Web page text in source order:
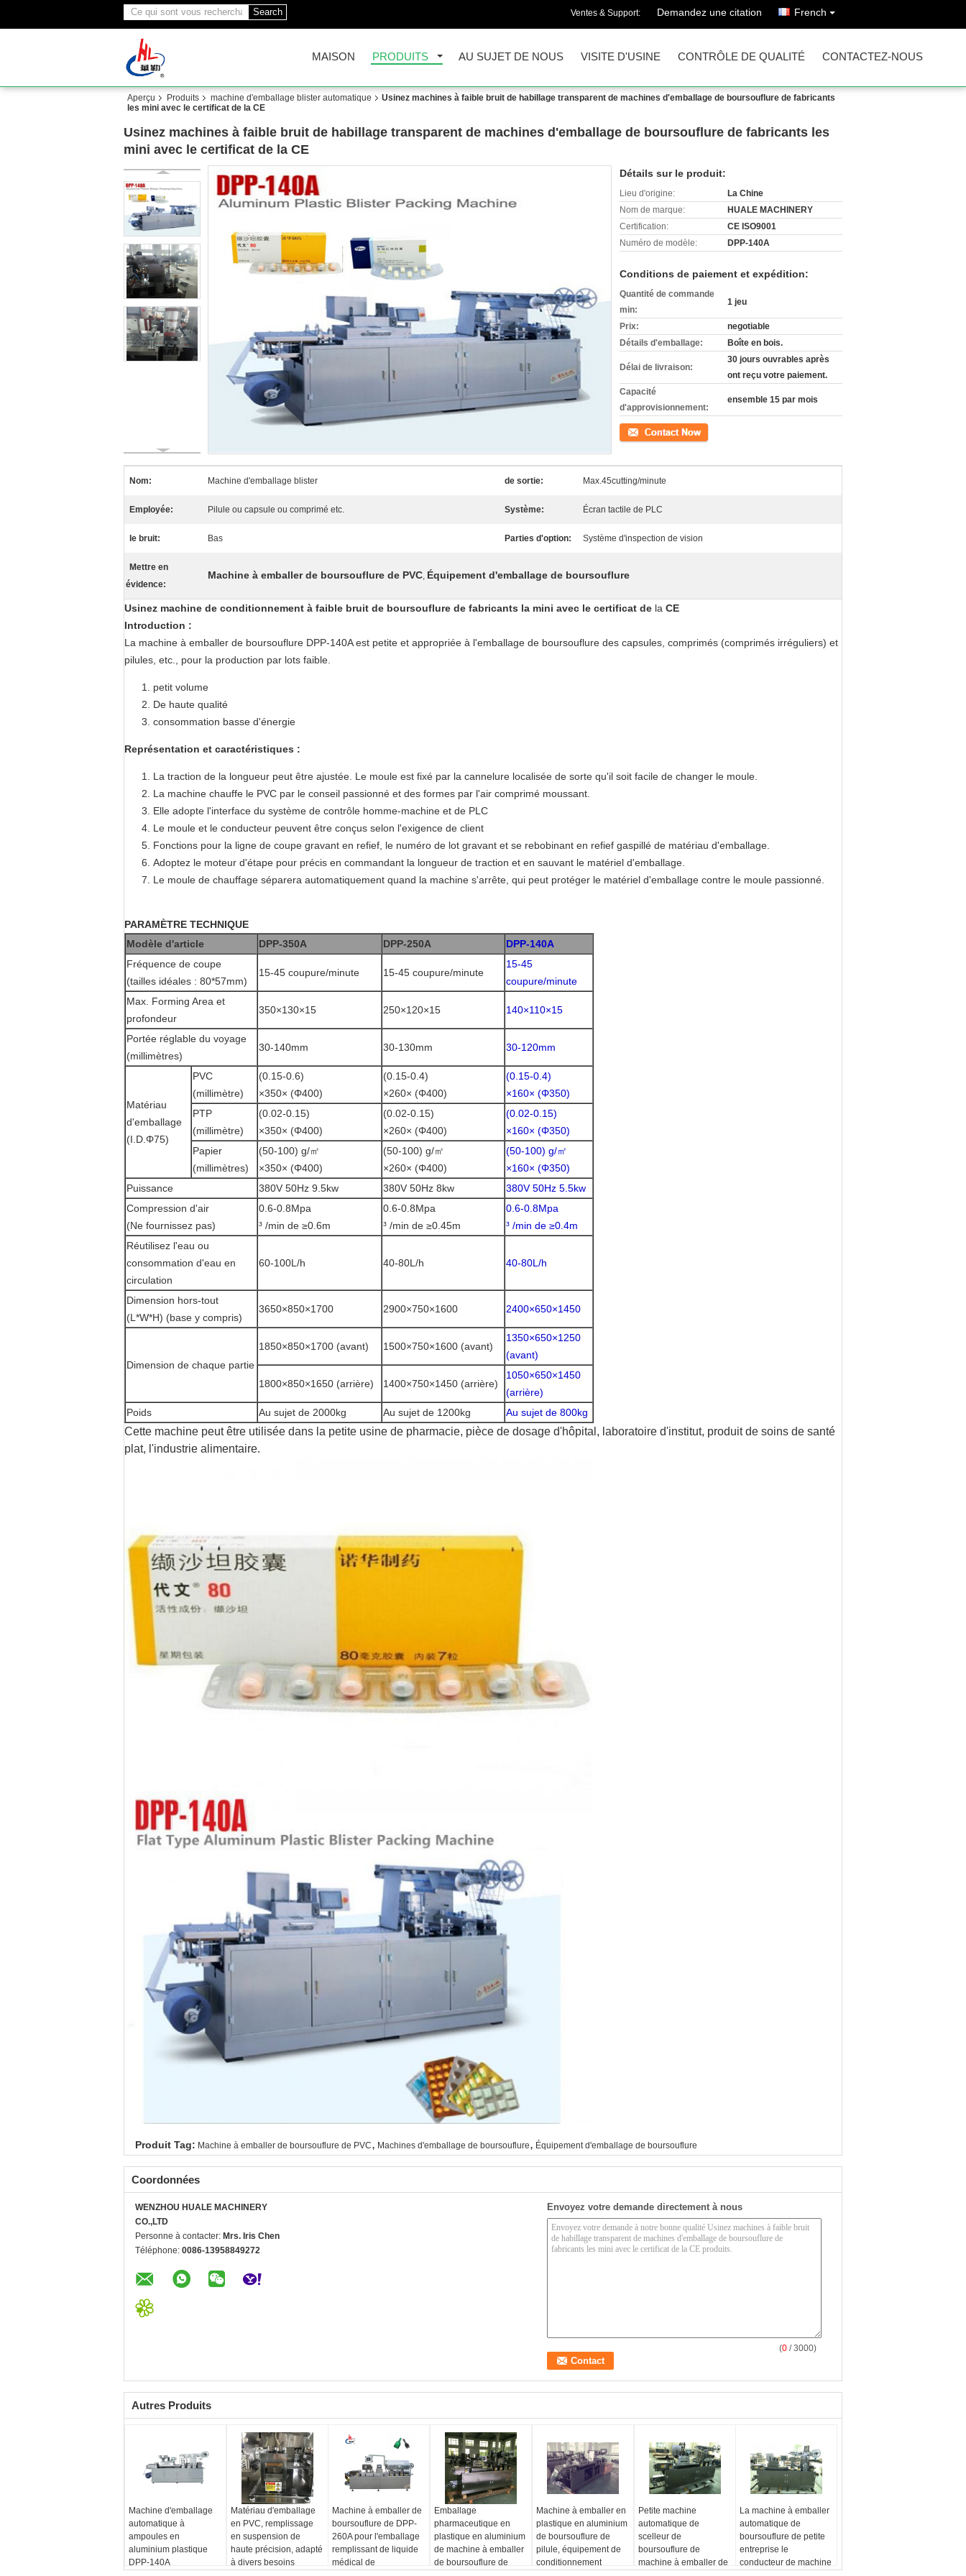
Search Ventes & Support: Demandez une citation French
MAISON PRODUITS AU SUJET DE NOUS VISITE D'USINE CONTRÔLE DE QUALITÉ CONTACTEZ-NOUS
Aperçu Produits machine d'emballage blister automatique
Usinez machines à faible bruit de habillage transparent de machines d'emballage de boursouflure de fabricants
les mini avec le certificat de la CE
Usinez machines à faible bruit de habillage transparent de machines d'emballage de boursouflure de fabricants les
mini avec le certificat de la CE
Détails sur le produit:
Lieu d'origine:
La Chine
Nom de marque:
HUALE MACHINERY
Certification:
CE ISO9001
Numéro de modèle:
DPP-140A
Conditions de paiement et expédition:
Quantité de commande
min:
1 jeu
Prix:
negotiable
Détails d'emballage:
Boîte en bois.
Délai de livraison:
30 jours ouvrables après
ont reçu votre paiement.
Capacité
d'approvisionnement:
ensemble 15 par mois
Contact
Nom: Machine d'emballage blister de sortie: Max.45cutting/minute
Employée: Pilule ou capsule ou comprimé etc. Système: Écran tactile de PLC
le bruit: Bas Parties d'option: Système d'inspection de vision
Mettre en
évidence:
Machine à emballer de boursouflure de PVC, Équipement d'emballage de boursouflure
Usinez machine de conditionnement à faible bruit de boursouflure de fabricants la mini avec le certificat de la CE
Introduction :
La machine à emballer de boursouflure DPP-140A est petite et appropriée à l'emballage de boursouflure des capsules, comprimés (comprimés irréguliers) et
pilules, etc., pour la production par lots faible.
petit volume
De haute qualité
consommation basse d'énergie
Représentation et caractéristiques :
La traction de la longueur peut être ajustée. Le moule est fixé par la cannelure localisée de sorte qu'il soit facile de changer le moule.
La machine chauffe le PVC par le conseil passionné et des formes par l'air comprimé moussant.
Elle adopte l'interface du système de contrôle homme-machine et de PLC
Le moule et le conducteur peuvent être conçus selon l'exigence de client
Fonctions pour la ligne de coupe gravant en refief, le numéro de lot gravant et se rebobinant en refief gaspillé de matériau d'emballage.
Adoptez le moteur d'étape pour précis en commandant la longueur de traction et en sauvant le matériel d'emballage.
Le moule de chauffage séparera automatiquement quand la machine s'arrête, qui peut protéger le matériel d'emballage contre le moule passionné.
PARAMÈTRE TECHNIQUE
Modèle d'article
DPP-350A DPP-250A
DPP-140A
Fréquence de coupe
(tailles idéales : 80*57mm)
15-45 coupure/minute 15-45 coupure/minute
15-45
coupure/minute
Max. Forming Area et
profondeur
350×130×15 250×120×15 140×110×15
Portée réglable du voyage
(millimètres)
30-140mm 30-130mm 30-120mm
Matériau
d'emballage
(I.D.Φ75)
PVC
(millimètre)
(0.15-0.6)
×350× (Φ400)
(0.15-0.4)
×260× (Φ400)
(0.15-0.4)
×160× (Φ350)
PTP
(millimètre)
(0.02-0.15)
×350× (Φ400)
(0.02-0.15)
×260× (Φ400)
(0.02-0.15)
×160× (Φ350)
Papier
(millimètres)
(50-100) g/㎡
×350× (Φ400)
(50-100) g/㎡
×260× (Φ400)
(50-100) g/㎡
×160× (Φ350)
Puissance
380V 50Hz 9.5kw 380V 50Hz 8kw
380V 50Hz 5.5kw
Compression d'air
(Ne fournissez pas)
0.6-0.8Mpa
³ /min de ≥0.6m
0.6-0.8Mpa
³ /min de ≥0.45m
0.6-0.8Mpa
³ /min de ≥0.4m
Réutilisez l'eau ou
consommation d'eau en
circulation
60-100L/h 40-80L/h 40-80L/h
Dimension hors-tout
(L*W*H) (base y compris)
3650×850×1700 2900×750×1600 2400×650×1450
Dimension de chaque partie
1850×850×1700 (avant) 1500×750×1600 (avant)
1350×650×1250
(avant)
1800×850×1650 (arrière) 1400×750×1450 (arrière)
1050×650×1450
(arrière)
Poids
Au sujet de 2000kg Au sujet de 1200kg Au sujet de 800kg
Cette machine peut être utilisée dans la petite usine de pharmacie, pièce de dosage d'hôpital, laboratoire d'institut, produit de soins de santé
plat, l'industrie alimentaire.
Produit Tag: Machine à emballer de boursouflure de PVC, Machines d'emballage de boursouflure, Équipement d'emballage de boursouflure
Coordonnées
WENZHOU HUALE MACHINERY
CO.,LTD
Personne à contacter: Mrs. Iris Chen
Téléphone: 0086-13958849272
Envoyez votre demande directement à nous
(0 / 3000)
Autres Produits
Machine d'emballage
automatique à
ampoules en
aluminium plastique
DPP-140A
Matériau d'emballage
en PVC, remplissage
en suspension de
haute précision, adapté
à divers besoins
Machine à emballer de
boursouflure de DPP-
260A pour l'emballage
remplissant de liquide
médical de
Emballage
pharmaceutique en
plastique en aluminium
de machine à emballer
de boursouflure de
Machine à emballer en
plastique en aluminium
de boursouflure de
pilule, équipement de
conditionnement
Petite machine
automatique de
scelleur de
boursouflure de
machine à emballer de
La machine à emballer
automatique de
boursouflure de petite
entreprise le
conducteur de machine